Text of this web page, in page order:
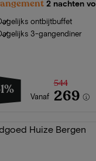
2 nachten
ontbijtbuffet
3-gangendiner
Vanaf
544
269